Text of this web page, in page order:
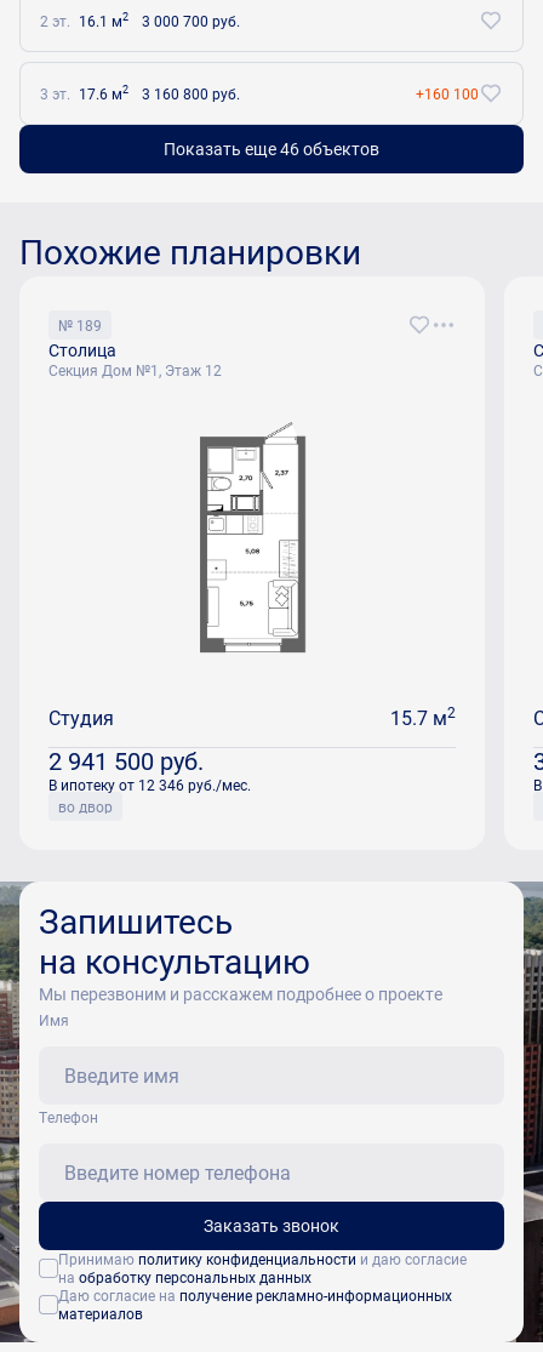
2 эт. 16.1 м2 3 000 700 руб.
3 эт. 17.6 м2 3 160 800 руб. +160 100
Показать еще 46 объектов
Похожие планировки
№ 189
Столица
Секция Дом №1, Этаж 12
Студия 15.7 м2
2 941 500 руб.
В ипотеку от 12 346 руб./мес.
во двор
Запишитесь
на консультацию
Мы перезвоним и расскажем подробнее о проекте
Имя
Tелефон
Заказать звонок
Принимаю политику конфиденциальности и даю согласие
на обработку персональных данных
Даю согласие на получение рекламно-информационных
материалов